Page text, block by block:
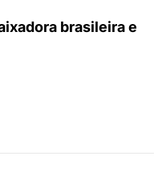
brasileira e